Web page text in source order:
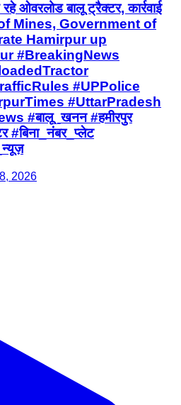
ओवरलोड बालू ट्रैक्टर, कार्रवाई
Mines, Government of
Hamirpur up
#BreakingNews
#UPPolice
#UttarPradesh
#बालू_खनन #हमीरपुर
#बिना_नंबर_प्लेट
2026